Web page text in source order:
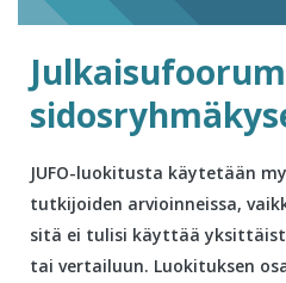
JUFO-luokitusta käytetään
tutkijoiden arvioinneissa,
sitä ei tulisi käyttää
tai vertailuun. Luokituksen